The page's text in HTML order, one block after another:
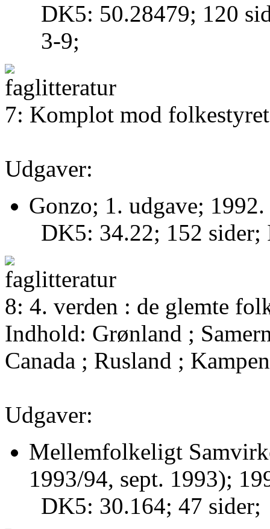
DK5: 50.28479; 120
3-9;
7: Komplot mod
Udgaver:
Gonzo; 1. udgave; 1992.
DK5: 34.22; 152
8: 4. verden : de glemte
Indhold: Grønland ;
Canada ; Rusland ;
Udgaver:
Mellemfolkeligt
1993/94, sept. 1993);
DK5: 30.164; 47 sider;